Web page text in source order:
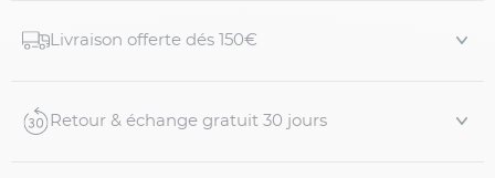
Livraison offerte dés 150€
Retour & échange gratuit 30 jours